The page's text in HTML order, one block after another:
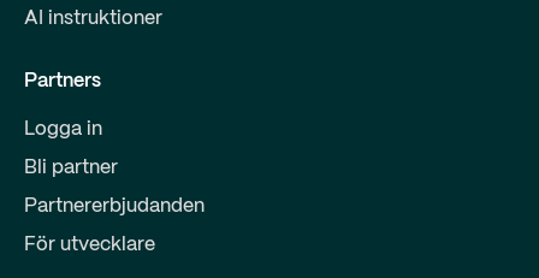
AI instruktioner
Partners
Logga in
Bli partner
Partnererbjudanden
För utvecklare